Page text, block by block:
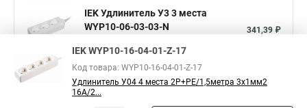
IEK Удлинитель У3 3 места
WYP10-06-03-03-N
341,39 ₽
IEK WYP10-16-04-01-Z-17
Код товара: WYP10-16-04-01-Z-17
Удлинитель У04 4 места 2Р+PЕ/1,5метра 3х1мм2
16А/2...